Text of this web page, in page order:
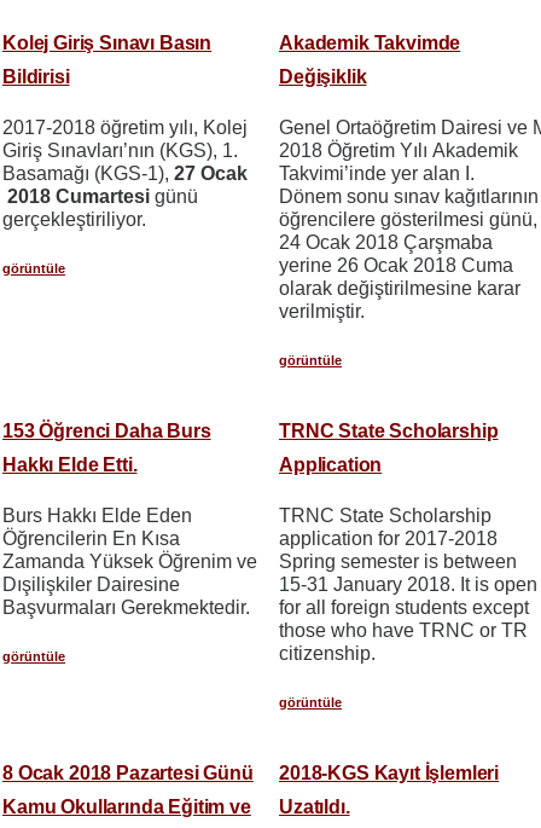
Kolej Giriş Sınavı Basın
Bildirisi
2017-2018 öğretim yılı, Kolej
Giriş Sınavları’nın (KGS), 1.
Basamağı (KGS-1), 27 Ocak
2018 Cumartesi günü
gerçekleştiriliyor.
görüntüle
Akademik Takvimde
Değişiklik
Genel Ortaöğretim Dairesi ve
2018 Öğretim Yılı Akademik
Takvimi’inde yer alan I.
Dönem sonu sınav kağıtlarının
öğrencilere gösterilmesi günü,
24 Ocak 2018 Çarşmaba
yerine 26 Ocak 2018 Cuma
olarak değiştirilmesine karar
verilmiştir.
görüntüle
153 Öğrenci Daha Burs
Hakkı Elde Etti.
Burs Hakkı Elde Eden
Öğrencilerin En Kısa
Zamanda Yüksek Öğrenim ve
Dışilişkiler Dairesine
Başvurmaları Gerekmektedir.
görüntüle
TRNC State Scholarship
Application
TRNC State Scholarship
application for 2017-2018
Spring semester is between
15-31 January 2018. It is open
for all foreign students except
those who have TRNC or TR
citizenship.
görüntüle
8 Ocak 2018 Pazartesi Günü
Kamu Okullarında Eğitim ve
2018-KGS Kayıt İşlemleri
Uzatıldı.